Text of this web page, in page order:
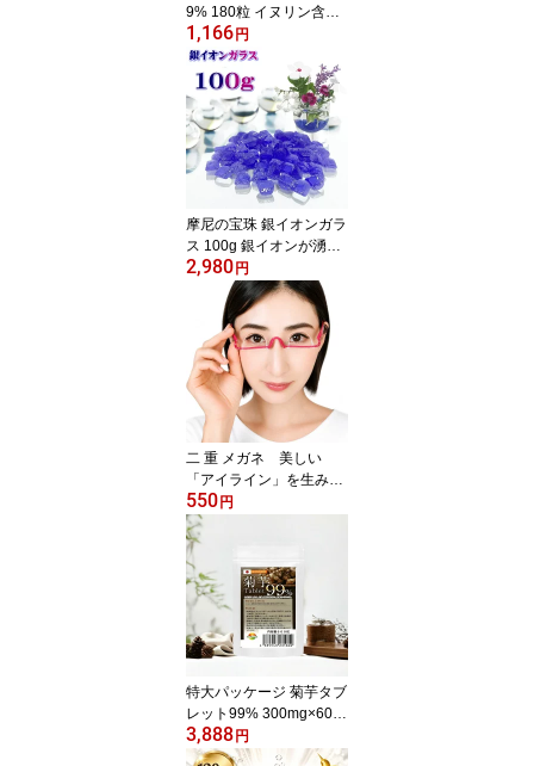
9% 180粒 イヌリン含有
鹿児島県産菊芋 高純度9
9% 圧倒的な栄養素 ビタ
ミン類 マンガン 鉄 リン
亜鉛カルシウム カリウム
マグネシウム等 WAKAS
UGIの健康菊芋タブレッ
ト
1,166円
摩尼の宝珠 銀イオンガラ
ス 100g 銀イオンが湧出
する不思議なガラス 銀
イオン生成ガラスAg+
ガラス系抗菌剤 無機系
抗菌ガラス 水に入れる
と銀イオン水が ウイルス
対策 使い方 無限 加湿器
除湿機 台所ぬめり取り
アロマディフューザー ス
プレーボトルにいれて
2,980円
二 重 メガネ 美しい
「アイライン」を生み出
すトレーナー TOKYO
MXテレビ 5時に夢中で紹
介 二重まぶたメガネ
「男の美意識アップグッ
ズ」男の人も美意識を高
めたいWAKASUGIの二
重 メガネ テレビ、雑誌
て紹介
550円
特大パッケージ 菊芋タブ
レット99% 300mg×600
粒 キクイモにはイヌリン
豊富に含有 国産 食物繊
3,888円